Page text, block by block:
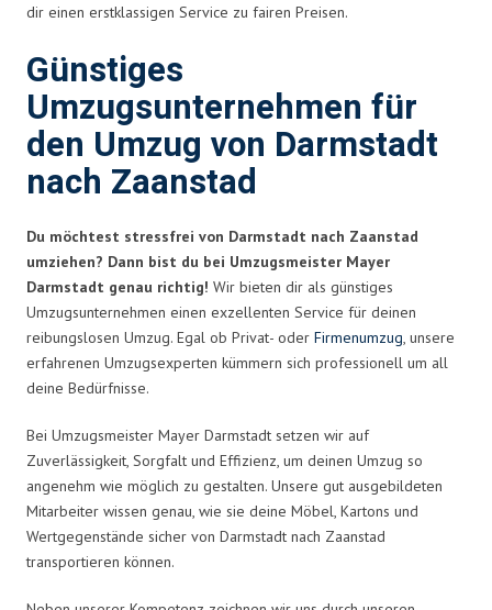
dir einen erstklassigen Service zu fairen Preisen.
Günstiges
Umzugsunternehmen für
den Umzug von Darmstadt
nach Zaanstad
Du möchtest stressfrei von Darmstadt nach Zaanstad
umziehen? Dann bist du bei Umzugsmeister Mayer
Darmstadt genau richtig! Wir bieten dir als günstiges
Umzugsunternehmen einen exzellenten Service für deinen
reibungslosen Umzug. Egal ob Privat- oder Firmenumzug, unsere
erfahrenen Umzugsexperten kümmern sich professionell um all
deine Bedürfnisse.
Bei Umzugsmeister Mayer Darmstadt setzen wir auf
Zuverlässigkeit, Sorgfalt und Effizienz, um deinen Umzug so
angenehm wie möglich zu gestalten. Unsere gut ausgebildeten
Mitarbeiter wissen genau, wie sie deine Möbel, Kartons und
Wertgegenstände sicher von Darmstadt nach Zaanstad
transportieren können.